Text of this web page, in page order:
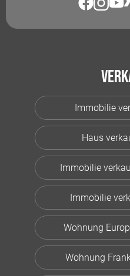
Immobilie
Haus
Immobilie
Immobilie
Wohnung
Wohnung